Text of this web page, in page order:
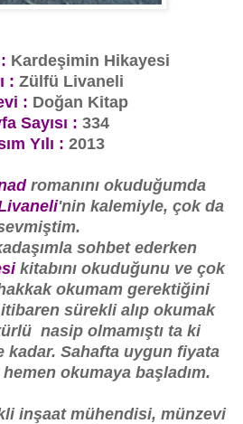
Kardeşimin Hikayesi
: Zülfü Livaneli
: Doğan Kitap
Sayısı : 334
Yılı : 2013
romanını okuduğumda
'nin kalemiyle, çok da
sohbet ederken
kitabını okuduğunu ve çok
okumam gerektiğini
sürekli alıp okumak
nasip olmamıştı ta ki
kadar. Sahafta uygun fiyata
okumaya başladım.
inşaat mühendisi, münzevi